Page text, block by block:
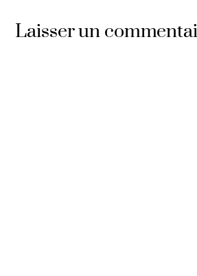
Laisser un